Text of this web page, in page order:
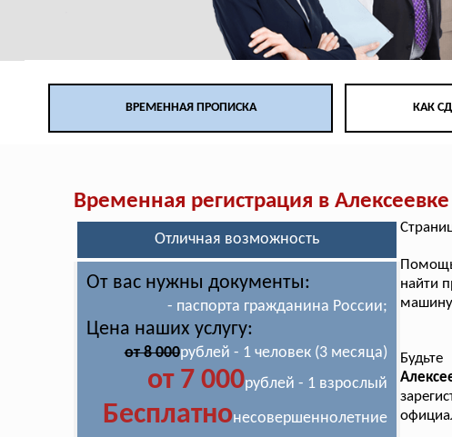
ВРЕМЕННАЯ ПРОПИСКА КАК
Временная регистрация в Алексеевке
Отличная возможность
От вас нужны документы:
- паспорта гражданина России;
Цена наших услугу:
от 8 000рублей - 1 человек (3 месяца)
от 7 000рублей - 1 взрослый
Бесплатнонесовершеннолетние
найти